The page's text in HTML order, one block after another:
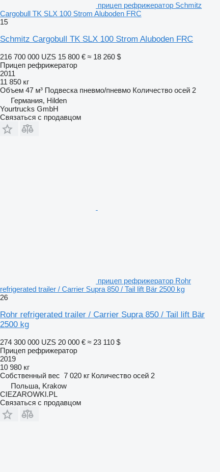
прицеп рефрижератор Schmitz
Cargobull TK SLX 100 Strom Aluboden FRC
15
Schmitz Cargobull TK SLX 100 Strom Aluboden FRC
216 700 000 UZS 15 800 € ≈ 18 260 $
Прицеп рефрижератор
2011
11 850 кг
Объем 47 м³ Подвеска пневмо/пневмо Количество осей 2
Германия, Hilden
Yourtrucks GmbH
Связаться с продавцом
прицеп рефрижератор Rohr
refrigerated trailer / Carrier Supra 850 / Tail lift Bär 2500 kg
26
Rohr refrigerated trailer / Carrier Supra 850 / Tail lift Bär
2500 kg
274 300 000 UZS 20 000 € ≈ 23 110 $
Прицеп рефрижератор
2019
10 980 кг
Собственный вес 7 020 кг Количество осей 2
Польша, Krakow
CIEZAROWKI.PL
Связаться с продавцом